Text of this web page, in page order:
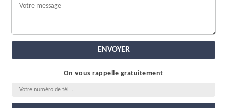
On vous rappelle gratuitement